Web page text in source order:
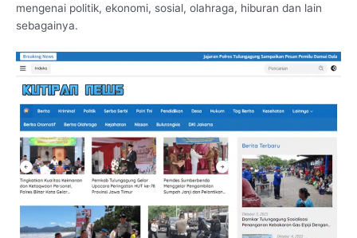
mengenai politik, ekonomi, sosial, olahraga, hiburan dan lain
sebagainya.